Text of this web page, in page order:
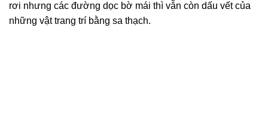
rơi nhưng các đường dọc bờ mái thì vẫn còn dấu vết của
những vật trang trí bằng sa thạch.